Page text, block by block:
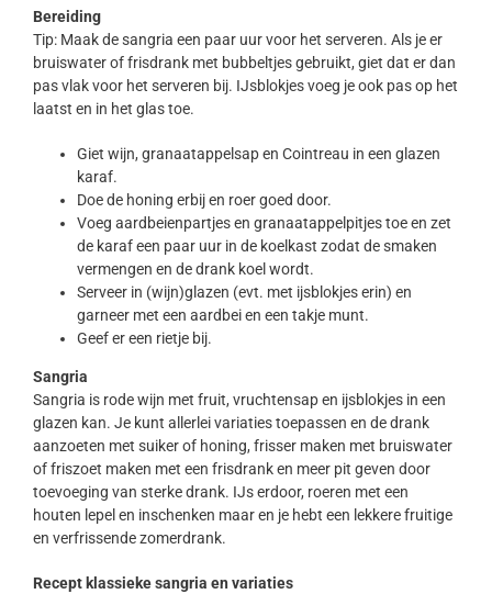
Bereiding
Tip: Maak de sangria een paar uur voor het serveren. Als je er
bruiswater of frisdrank met bubbeltjes gebruikt, giet dat er dan
pas vlak voor het serveren bij. IJsblokjes voeg je ook pas op het
laatst en in het glas toe.
Giet wijn, granaatappelsap en Cointreau in een glazen
karaf.
Doe de honing erbij en roer goed door.
Voeg aardbeienpartjes en granaatappelpitjes toe en zet
de karaf een paar uur in de koelkast zodat de smaken
vermengen en de drank koel wordt.
Serveer in (wijn)glazen (evt. met ijsblokjes erin) en
garneer met een aardbei en een takje munt.
Geef er een rietje bij.
Sangria
Sangria is rode wijn met fruit, vruchtensap en ijsblokjes in een
glazen kan. Je kunt allerlei variaties toepassen en de drank
aanzoeten met suiker of honing, frisser maken met bruiswater
of friszoet maken met een frisdrank en meer pit geven door
toevoeging van sterke drank. IJs erdoor, roeren met een
houten lepel en inschenken maar en je hebt een lekkere fruitige
en verfrissende zomerdrank.
Recept klassieke sangria en variaties